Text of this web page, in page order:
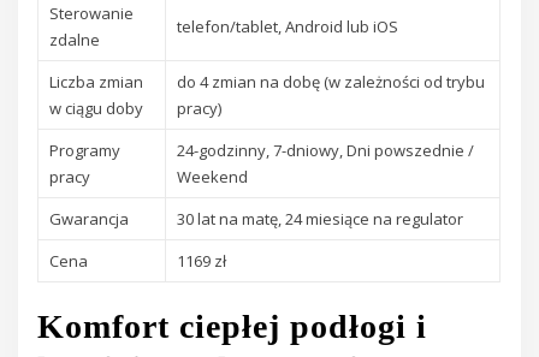
Sterowanie
zdalne
telefon/tablet, Android lub iOS
Liczba zmian
w ciągu doby
do 4 zmian na dobę (w zależności od trybu
pracy)
Programy
pracy
24-godzinny, 7-dniowy, Dni powszednie /
Weekend
Gwarancja
30 lat na matę, 24 miesiące na regulator
Cena
1169 zł
Komfort ciepłej podłogi i